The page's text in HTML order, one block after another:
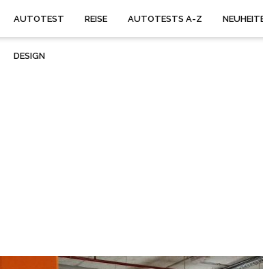
AUTOTEST REISE AUTOTESTS A-Z
DESIGN